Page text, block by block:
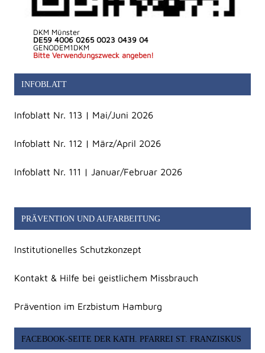
DKM Münster
DE59 4006 0265 0023 0439 04
GENODEM1DKM
Bitte Verwendungszweck angeben!
INFOBLATT
Infoblatt Nr. 113 | Mai/Juni 2026
Infoblatt Nr. 112 | März/April 2026
Infoblatt Nr. 111 | Januar/Februar 2026
PRÄVENTION UND AUFARBEITUNG
Institutionelles Schutzkonzept
Kontakt & Hilfe bei geistlichem Missbrauch
Prävention im Erzbistum Hamburg
FACEBOOK-SEITE DER KATH. PFARREI ST. FRANZISKUS